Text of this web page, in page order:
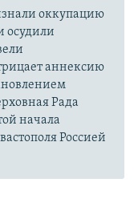
оккупацию
осудили
аннексию
Рада
начала
Россией